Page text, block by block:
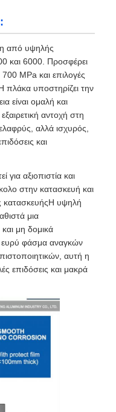
από υψηλής
και 6000. Προσφέρει
MPa και επιλογές
υποστηρίζει την
είναι ομαλή και
αντοχή στη
αλλά ισχυρός,
και
για αξιοπιστία και
στην κατασκευή και
κατασκευήςΗ υψηλή
μια
μη δομικά
ευρύ φάσμα αναγκών
αυτή η
επιδόσεις και μακρά